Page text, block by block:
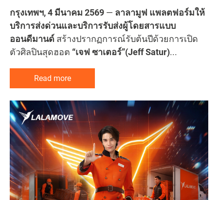
บริษัทมีมูลค่าธุรกรรมรวมเติบโตขึ้น 30% เมื่อเทียบกับ
ปีก่อนหน้า...
Read more
พร้อมเสริมสร้างทักษะวิชาชีพระยะยาวให้กับพาร์ท
เนอร์คนขับ...
Read more
กรุงเทพฯ, 4 มีนาคม 2569 — ลาลามูฟ แพลตฟอร์มให้
บริการส่งด่วนและบริการรับส่งผู้โดยสารแบบ
ออนดีมานด์ สร้างปรากฏการณ์รับต้นปีด้วยการเปิด
ตัวศิลปินสุดฮอต “เจฟ ซาเตอร์”(Jeff Satur)...
Read more
Read more
แพลตฟอร์มให้บริการขนส่งด่วนและบริการรับส่งผู้
โดยสารแบบออนดีมานด์
จัดงานแถลงข่าวเผยกลยุทธ์
การเดินหน้าขยายบริการสู่ “จังหวัดขอนแก่น” อย่าง
เป็นทางการ...
Read more
บริษัทมีมูลค่าธุรกรรมรวมเติบโตขึ้น 30% เมื่อเทียบกับ
ปีก่อนหน้า...
Read more